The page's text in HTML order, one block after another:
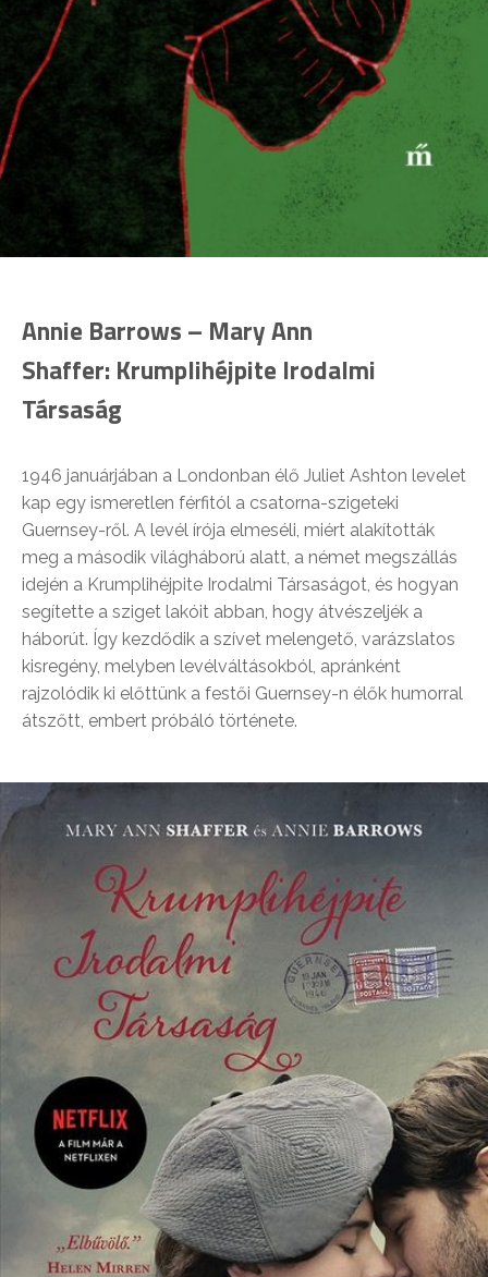
Annie Barrows – Mary Ann
Shaffer: Krumplihéjpite Irodalmi
Társaság
1946 januárjában a Londonban élő Juliet Ashton levelet
kap egy ismeretlen férfitól a csatorna-szigeteki
Guernsey-ről. A levél írója elmeséli, miért alakították
meg a második világháború alatt, a német megszállás
idején a Krumplihéjpite Irodalmi Társaságot, és hogyan
segítette a sziget lakóit abban, hogy átvészeljék a
háborút. Így kezdődik a szívet melengető, varázslatos
kisregény, melyben levélváltásokból, apránként
rajzolódik ki előttünk a festői Guernsey-n élők humorral
átszőtt, embert próbáló története.